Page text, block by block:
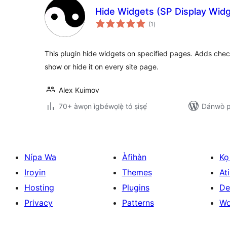
Hide Widgets (SP Display
(1 àpapọ̀
àwọn
)
This plugin hide widgets on specified pages. Adds
show or hide it on every site page.
Alex Kuimov
70+ àwọn ìgbéwọlẹ̀ tó ṣiṣẹ́
Dánwò
Nípa Wa
Iroyin
Hosting
Privacy
Àfihàn
Themes
Plugins
Patterns